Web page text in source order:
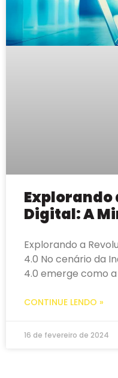
Explorando
Digital: A
Explorando a
4.0 No cenário da
4.0 emerge como
CONTINUE LENDO »
16 de fevereiro de 2024